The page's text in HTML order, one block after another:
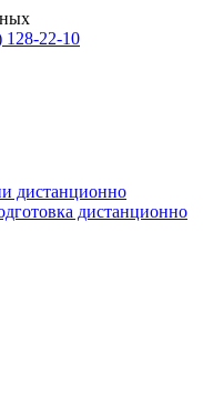
128-22-10
дистанционно
дистанционно